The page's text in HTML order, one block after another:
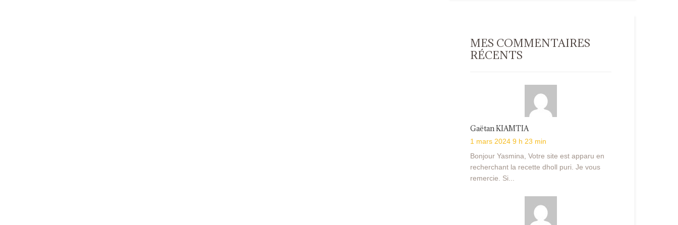
MES COMMENTAIRES
RÉCENTS
Gaëtan KIAMTIA
1 mars 2024 9 h 23 min
Bonjour Yasmina, Votre site est apparu en
recherchant la recette dholl puri. Je vous
remercie. Si...